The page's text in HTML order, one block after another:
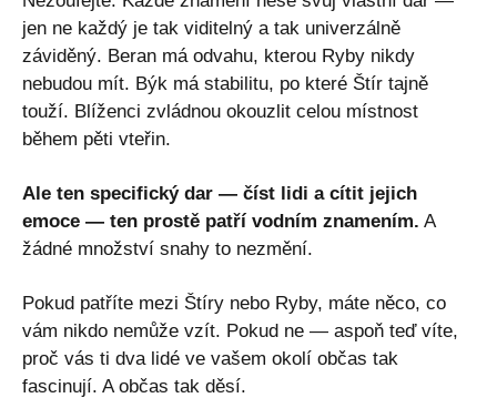
jen ne každý je tak viditelný a tak univerzálně
záviděný. Beran má odvahu, kterou Ryby nikdy
nebudou mít. Býk má stabilitu, po které Štír tajně
touží. Blíženci zvládnou okouzlit celou místnost
během pěti vteřin.
Ale ten specifický dar — číst lidi a cítit jejich
emoce — ten prostě patří vodním znamením. A
žádné množství snahy to nezmění.
Pokud patříte mezi Štíry nebo Ryby, máte něco, co
vám nikdo nemůže vzít. Pokud ne — aspoň teď víte,
proč vás ti dva lidé ve vašem okolí občas tak
fascinují. A občas tak děsí.